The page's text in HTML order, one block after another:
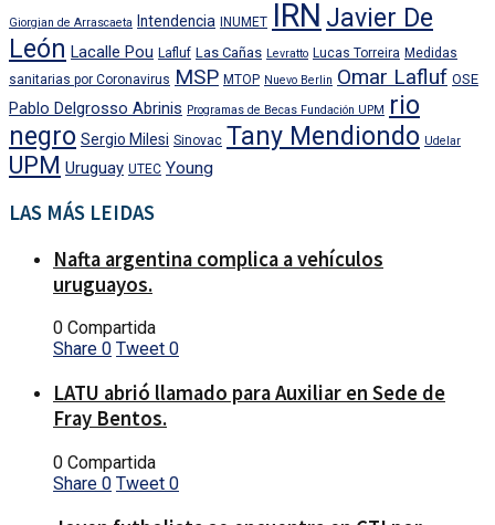
Giorgian de Arrascaeta Intendencia INUMET IRN Javier De
León Lacalle Pou Lafluf Las Cañas Levratto Lucas Torreira Medidas
sanitarias por Coronavirus MSP MTOP Nuevo Berlin Omar Lafluf OSE
Pablo Delgrosso Abrinis Programas de Becas Fundación UPM
rio
negro Sergio Milesi Sinovac Tany Mendiondo Udelar
UPM Uruguay UTEC Young
LAS MÁS LEIDAS
Nafta argentina complica a vehículos
uruguayos.
0 Compartida
Share 0 Tweet 0
LATU abrió llamado para Auxiliar en Sede de
Fray Bentos.
0 Compartida
Share 0 Tweet 0